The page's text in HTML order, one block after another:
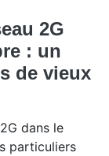
2G
: un
de vieux
dans le
particuliers